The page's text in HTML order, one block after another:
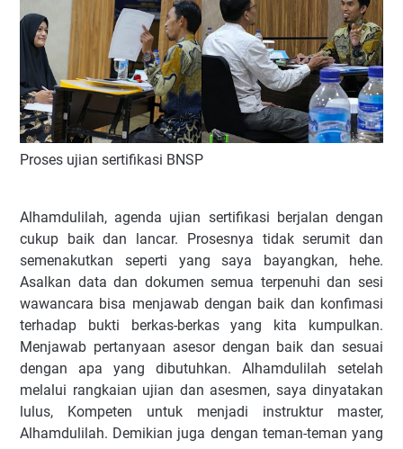
Proses ujian sertifikasi BNSP
Alhamdulilah, agenda ujian sertifikasi berjalan dengan
cukup baik dan lancar. Prosesnya tidak serumit dan
semenakutkan seperti yang saya bayangkan, hehe.
Asalkan data dan dokumen semua terpenuhi dan sesi
wawancara bisa menjawab dengan baik dan konfimasi
terhadap bukti berkas-berkas yang kita kumpulkan.
Menjawab pertanyaan asesor dengan baik dan sesuai
dengan apa yang dibutuhkan. Alhamdulilah setelah
melalui rangkaian ujian dan asesmen, saya dinyatakan
lulus, Kompeten untuk menjadi instruktur master,
Alhamdulilah. Demikian juga dengan teman-teman yang